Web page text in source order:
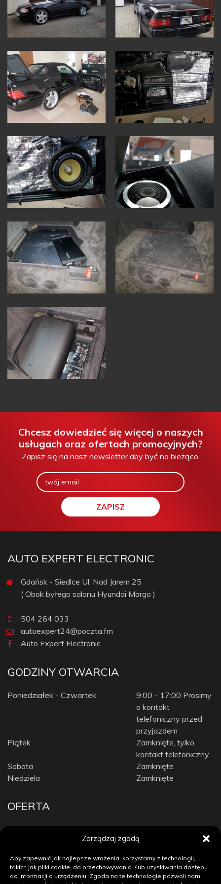
Zarządzaj zgodą
Aby zapewnić jak najlepsze wrażenia, korzystamy z technologii,
takich jak pliki cookie, do przechowywania i/lub uzyskiwania dostępu
do informacji o urządzeniu. Zgoda na te technologie pozwoli nam
Chcesz dowiedzieć się więcej o naszych
usługach oraz ofertach promocyjnych?
Zapisz się na nasz newsletter aby być na bieżąco.
AUTO EXPERT ELECTRONIC
Gdańsk - Siedlce Ul. Nad Jarem 25
( Obok byłego salonu Hyundai Margo )
504 264 033
autoexpert24@poczta.fm
Auto Expert Electronic
GODZINY OTWARCIA
Poniedziałek - Czwartek
9:00 - 17:00 Prosimy
o kontakt
telefoniczny przed
przyjazdem
Piątek
Zamknięte, tylko
kontakt telefoniczny
Sobota
Zamknięte
Niedziela
Zamknięte
OFERTA
Car Audio
Diagnostyka komputerowa / Tuning
Doposażenie auta
Elektronika samochodowa
Naprawa immobilizerów i autoalarmów